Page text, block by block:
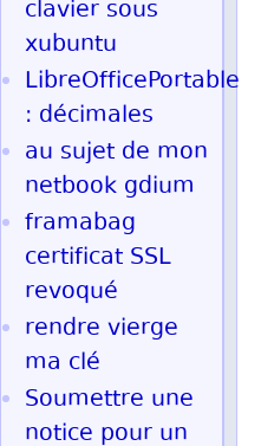
clavier sous
xubuntu
LibreOfficePortable
: décimales
au sujet de mon
netbook gdium
framabag
certificat SSL
revoqué
rendre vierge
ma clé
Soumettre une
notice pour un